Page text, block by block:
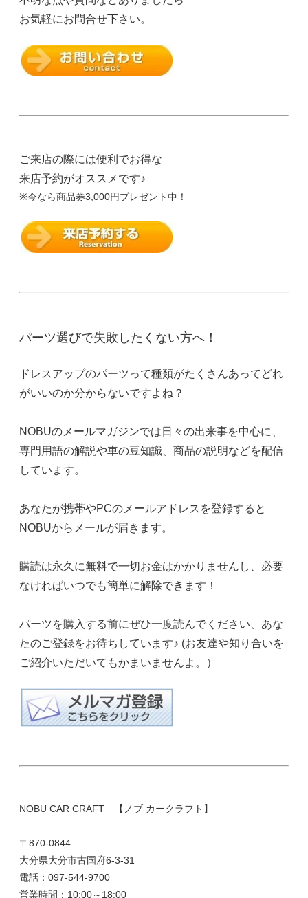
お気軽にお問合せ下さい。
ご来店の際には便利でお得な
来店予約がオススメです♪
※今なら商品券3,000円プレゼント中！
パーツ選びで失敗したくない方へ！
ドレスアップのパーツって種類がたくさんあってどれ
がいいのか分からないですよね？
NOBUのメールマガジンでは日々の出来事を中心に、
専門用語の解説や車の豆知識、商品の説明などを配信
しています。
あなたが携帯やPCのメールアドレスを登録すると
NOBUからメールが届きます。
購読は永久に無料で一切お金はかかりませんし、必要
なければいつでも簡単に解除できます！
パーツを購入する前にぜひ一度読んでください、あな
たのご登録をお待ちしています♪ (お友達や知り合いを
ご紹介いただいてもかまいませんよ。）
NOBU CAR CRAFT 【ノブ カークラフト】
〒870-0844
大分県大分市古国府6-3-31
電話：097-544-9700
営業時間：10:00～18:00